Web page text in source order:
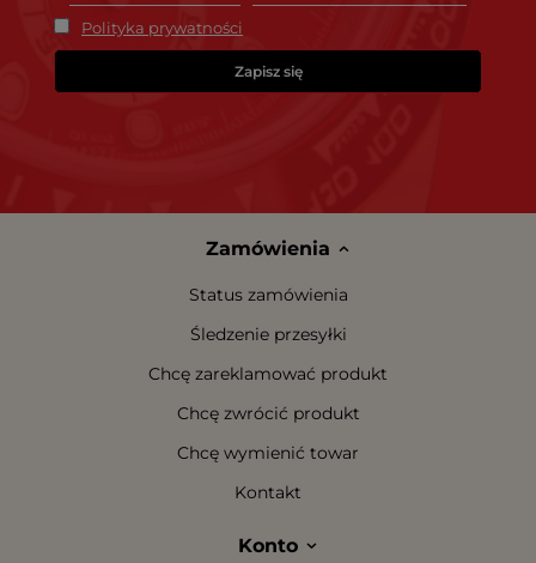
Polityka prywatności
Zapisz się
Zamówienia
Status zamówienia
Śledzenie przesyłki
Chcę zareklamować produkt
Chcę zwrócić produkt
Chcę wymienić towar
Kontakt
Konto